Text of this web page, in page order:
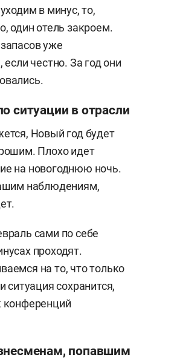
в минус, то,
один отель закроем.
уже
если честно. За год они
ситуации в отрасли
Новый год будет
Плохо идет
на новогоднюю ночь.
наблюдениям,
сами по себе
проходят.
на то, что только
ситуация сохранится,
конференций
попавшим